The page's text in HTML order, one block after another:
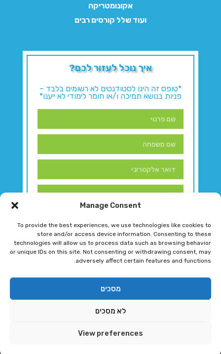
Manage Consent
To provide the best experiences, we use technologies like cookies to
store and/or access device information. Consenting to these
technologies will allow us to process data such as browsing behavior
or unique IDs on this site. Not consenting or withdrawing consent, may
adversely affect certain features and functions.
מסכים
לא מסכים
View preferences
אקונומטריקה
ועוד שלל קורסים רבים
איך נוכל לעזור לכם?
*טופס זה הינו לסטודנטים לא רשומים בלבד –
פניות בנושא תמיכה ו/או חומר לימודי לא ייענו*